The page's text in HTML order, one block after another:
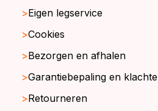
Eigen legservice
Cookies
Bezorgen en afhalen
Garantiebepaling en
Retourneren